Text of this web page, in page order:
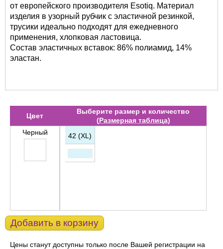
от европейского производителя Esotiq. Материал
изделия в узорный рубчик с эластичной резинкой,
трусики идеально подходят для ежедневного
применения, хлопковая ластовица.
Состав эластичных вставок: 86% полиамид, 14%
эластан.
Цвет
Выберите размер и количество
(Размерная таблица)
Черный
42 (XL)
Добавить в корзину
Цены станут доступны только после Вашей регистрации на